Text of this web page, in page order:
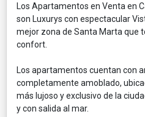
Los Apartamentos en Venta en
son Luxurys con espectacular
mejor zona de Santa Marta que
confort.
Los apartamentos cuentan con
completamente amoblado,
más lujoso y exclusivo de la
y con salida al mar.